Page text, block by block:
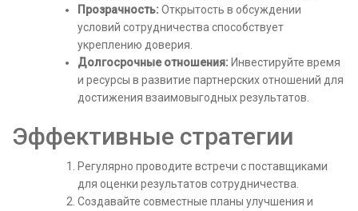
Прозрачность: Открытость в обсуждении
условий сотрудничества способствует
укреплению доверия.
Долгосрочные отношения: Инвестируйте время
и ресурсы в развитие партнерских отношений для
достижения взаимовыгодных результатов.
Эффективные стратегии
Регулярно проводите встречи с поставщиками
для оценки результатов сотрудничества.
Создавайте совместные планы улучшения и